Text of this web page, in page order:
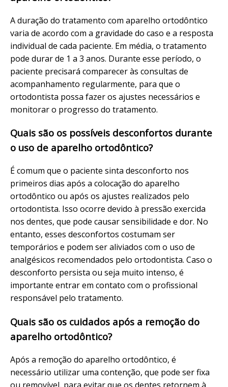
A duração do tratamento com aparelho ortodôntico
varia de acordo com a gravidade do caso e a resposta
individual de cada paciente. Em média, o tratamento
pode durar de 1 a 3 anos. Durante esse período, o
paciente precisará comparecer às consultas de
acompanhamento regularmente, para que o
ortodontista possa fazer os ajustes necessários e
monitorar o progresso do tratamento.
Quais são os possíveis desconfortos durante
o uso de aparelho ortodôntico?
É comum que o paciente sinta desconforto nos
primeiros dias após a colocação do aparelho
ortodôntico ou após os ajustes realizados pelo
ortodontista. Isso ocorre devido à pressão exercida
nos dentes, que pode causar sensibilidade e dor. No
entanto, esses desconfortos costumam ser
temporários e podem ser aliviados com o uso de
analgésicos recomendados pelo ortodontista. Caso o
desconforto persista ou seja muito intenso, é
importante entrar em contato com o profissional
responsável pelo tratamento.
Quais são os cuidados após a remoção do
aparelho ortodôntico?
Após a remoção do aparelho ortodôntico, é
necessário utilizar uma contenção, que pode ser fixa
ou removível, para evitar que os dentes retornem à